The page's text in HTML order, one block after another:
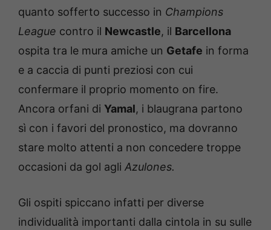
quanto sofferto successo in Champions
League contro il Newcastle, il Barcellona
ospita tra le mura amiche un Getafe in forma
e a caccia di punti preziosi con cui
confermare il proprio momento on fire.
Ancora orfani di Yamal, i blaugrana partono
sì con i favori del pronostico, ma dovranno
stare molto attenti a non concedere troppe
occasioni da gol agli Azulones.
Gli ospiti spiccano infatti per diverse
individualità importanti dalla cintola in su sulle